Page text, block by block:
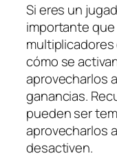
Si eres un
importante
cómo se
aprovecharlos
ganancias.
pueden ser
aprovecharlos
desactiven.